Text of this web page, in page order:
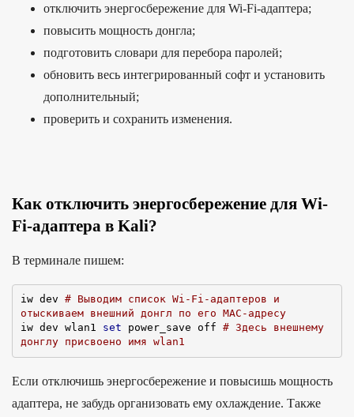
отключить энергосбережение для Wi-Fi-адаптера;
повысить мощность донгла;
подготовить словари для перебора паролей;
обновить весь интегрированный софт и установить
дополнительный;
проверить и сохранить изменения.
Как отключить энергосбережение для Wi-
Fi-адаптера в Kali?
В терминале пишем:
iw dev # Выводим список Wi-Fi-адаптеров и
отыскиваем внешний донгл по его MAC-адресу
iw dev wlan1 set power_save off # Здесь внешнему
донглу присвоено имя wlan1
Если отключишь энергосбережение и повысишь мощность
адаптера, не забудь организовать ему охлаждение. Также